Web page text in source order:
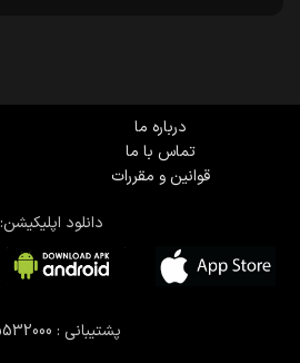
درباره ما
تماس با ما
قوانین و مقررات
دانلود اپلیکیشن:
پشتیبانی : 85532000